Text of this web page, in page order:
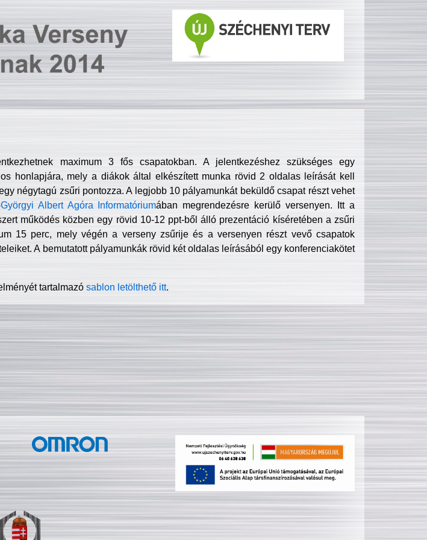
maximum 3 fős csapatokban. A jelentkezéshez szükséges egy
honlapjára, mely a diákok által elkészített munka rövid 2 oldalas leírását kell
négytagú zsűri pontozza. A legjobb 10 pályamunkát beküldő csapat részt vehet
Albert Agóra Informatóriumában megrendezésre kerülő versenyen. Itt a
működés közben egy rövid 10-12 ppt-ből álló prezentáció kíséretében a zsűri
15 perc, mely végén a verseny zsűrije és a versenyen részt vevő csapatok
A bemutatott pályamunkák rövid két oldalas leírásából egy konferenciakötet
tartalmazósablon letölthető itt.